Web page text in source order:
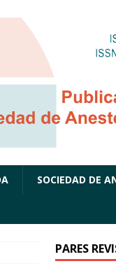
SOCIEDAD DE
PARES